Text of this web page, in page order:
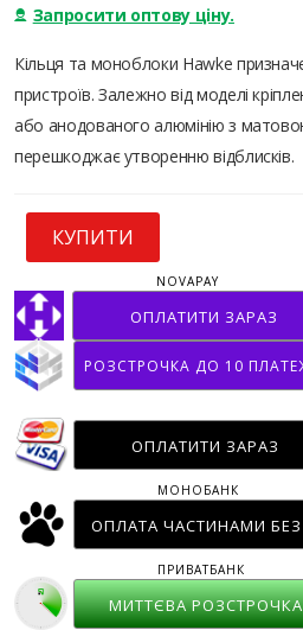
Запросити оптову ціну.
Кільця та моноблоки Hawke
пристроїв. Залежно від моделі
або анодованого алюмінію з
перешкоджає утворенню відблисків.
КУПИТИ
ОПЛАТИТИ ЗАРАЗ
NOVAPAY
РОЗСТРОЧКА ДО 10
ОПЛАТИТИ ЗАРАЗ
ОПЛАТА ЧАСТИНАМИ БЕЗ
МОНОБАНК
МИТТЄВА РОЗСТРОЧКА
ПРИВАТБАНК